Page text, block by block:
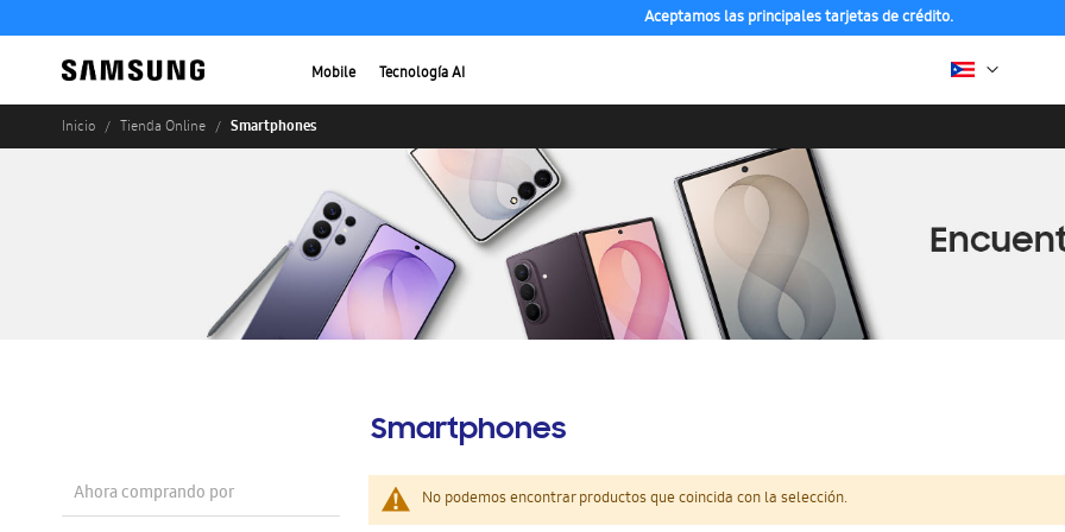
Aceptamos las principales tarjetas de crédito.
Mobile Tecnología AI
Inicio Tienda Online Smartphones
Smartphones
No podemos encontrar productos que coincida con la selección.
Ahora comprando por